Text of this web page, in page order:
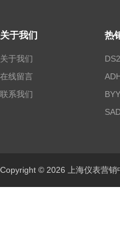
关于我们
关于我们
在线留言
联系我们
热
Copyright © 2026 上海仪表营销